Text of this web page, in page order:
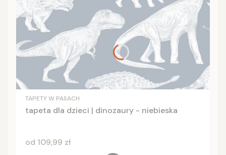
TAPETY W PASACH
tapeta dla dzieci | dinozaury - niebieska
Cena
od 109,99 zł